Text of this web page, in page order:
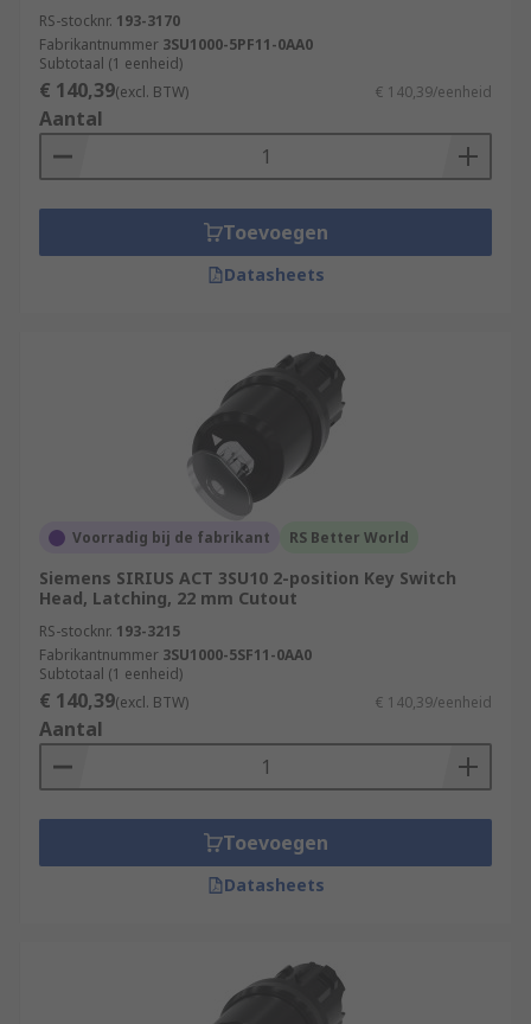
RS-stocknr. 193-3170
Fabrikantnummer 3SU1000-5PF11-0AA0
Subtotaal (1 eenheid)
€ 140,39(excl. BTW) € 140,39/eenheid
Aantal
Toevoegen
Datasheets
Voorradig bij de fabrikant RS Better World
Siemens SIRIUS ACT 3SU10 2-position Key Switch
Head, Latching, 22 mm Cutout
RS-stocknr. 193-3215
Fabrikantnummer 3SU1000-5SF11-0AA0
Subtotaal (1 eenheid)
€ 140,39(excl. BTW) € 140,39/eenheid
Aantal
Toevoegen
Datasheets